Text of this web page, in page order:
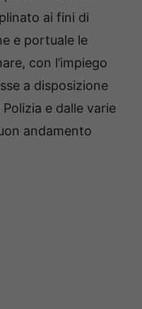
ai fini di
e portuale le
con l’impiego
a disposizione
Polizia e dalle varie
andamento